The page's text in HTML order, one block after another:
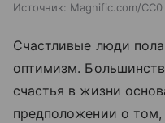
Источник: Magnific.com/CC0
Счастливые люди
оптимизм.
счастья в жизни
предположении о